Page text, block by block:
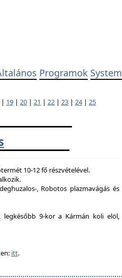
Programok System
| 19 | 20 | 21 | 22 | 23 | 24| 25
10-12 fő részvételével.
, Robotos plazmavágás és
9-kor a Kármán koli elöl,
itt.